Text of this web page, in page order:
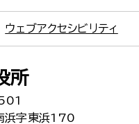
ウェブアクセシビリティ
所
浜字東浜170